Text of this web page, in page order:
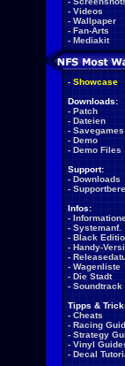
- Videos
- Wallpaper
- Fan-Arts
- Mediakit
- Showcase
Downloads:
- Patch
- Dateien
- Savegames
- Demo
- Demo Files
Support:
- Downloads
-
Infos:
-
- Systemanf.
- Black
- Handy-
-
- Wagenliste
- Die Stadt
- Soundtrack
Tipps &
- Cheats
- Racing
- Strategy
- Vinyl
- Decal